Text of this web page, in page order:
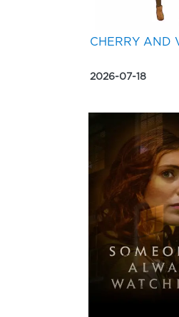
CHERRY AND
2026-07-18